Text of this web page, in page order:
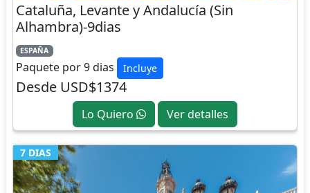
Cataluña, Levante y Andalucía (Sin
Alhambra)-9dias
ESPAÑA
Paquete por 9 dias Incluye
Desde USD$1374
Lo Quiero Ver detalles
7 DIAS